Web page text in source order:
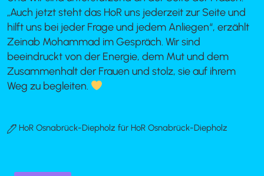
„Auch jetzt steht das HoR uns jederzeit zur Seite und
hilft uns bei jeder Frage und jedem Anliegen“, erzählt
Zeinab Mohammad im Gespräch. Wir sind
beeindruckt von der Energie, dem Mut und dem
Zusammenhalt der Frauen und stolz, sie auf ihrem
Weg zu begleiten.
HoR Osnabrück-Diepholz für HoR Osnabrück-Diepholz